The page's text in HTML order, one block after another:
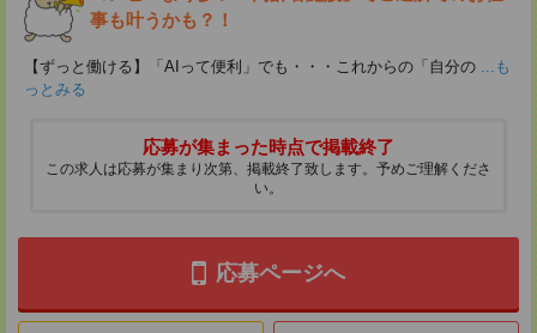
事も叶うかも？！
【ずっと働ける】「AIって便利」でも・・・これからの「自分の ...も
っとみる
応募が集まった時点で掲載終了
この求人は応募が集まり次第、掲載終了致します。予めご理解くださ
い。
応募ページへ